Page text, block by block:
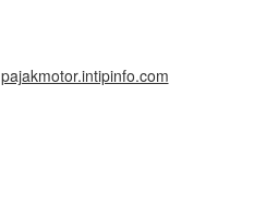
pajakmotor.intipinfo.com